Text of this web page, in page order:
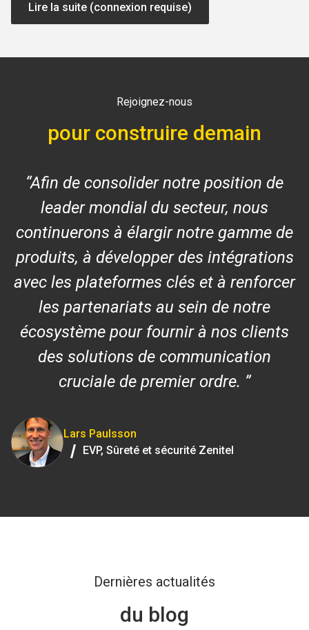
Lire la suite (connexion requise)
Rejoignez-nous
pour construire demain
Afin de consolider notre position de
leader mondial du secteur, nous
continuerons à élargir notre gamme de
produits, à développer des intégrations
avec les plateformes clés et à renforcer
les partenariats au sein de notre
écosystème pour fournir à nos clients
des solutions de communication
cruciale de premier ordre.
Lars Paulsson
EVP, Sûreté et sécurité Zenitel
Dernières actualités
du blog